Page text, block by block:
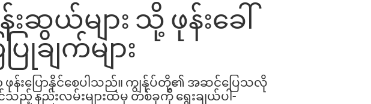
ဆွယ်များ သို့ ဖုန်းခေါ်
ချက်များ
ဖုန်းပြောနိုင်စေပါသည်။ ကျွန်ုပ်တို့၏ အဆင်ပြေသလို
သည့် နည်းလမ်းများထဲမှ တစ်ခုကို ရွေးချယ်ပါ-